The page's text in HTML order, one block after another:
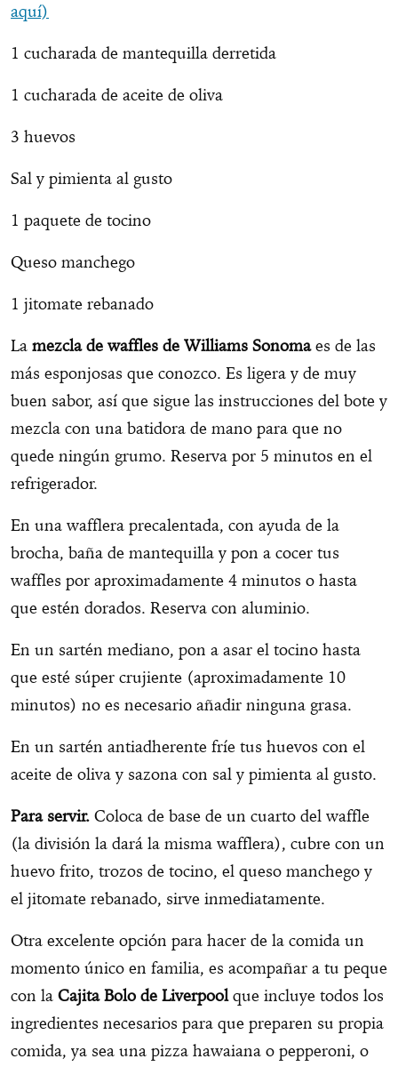
aquí)
1 cucharada de mantequilla derretida
1 cucharada de aceite de oliva
3 huevos
Sal y pimienta al gusto
1 paquete de tocino
Queso manchego
1 jitomate rebanado
La mezcla de waffles de Williams Sonomaes de las
más esponjosas que conozco. Es ligera y de muy
buen sabor, así que sigue las instrucciones del bote y
mezcla con una batidora de mano para que no
quede ningún grumo. Reserva por 5 minutos en el
refrigerador.
En una wafflera precalentada, con ayuda de la
brocha, baña de mantequilla y pon a cocer tus
waffles por aproximadamente 4 minutos o hasta
que estén dorados. Reserva con aluminio.
En un sartén mediano, pon a asar el tocino hasta
que esté súper crujiente (aproximadamente 10
minutos) no es necesario añadir ninguna grasa.
En un sartén antiadherente fríe tus huevos con el
aceite de oliva y sazona con sal y pimienta al gusto.
Para servir. Coloca de base de un cuarto del waffle
(la división la dará la misma wafflera), cubre con un
huevo frito, trozos de tocino, el queso manchego y
el jitomate rebanado, sirve inmediatamente.
Otra excelente opción para hacer de la comida un
momento único en familia, es acompañar a tu peque
con la Cajita Bolo de Liverpoolque incluye todos los
ingredientes necesarios para que preparen su propia
comida, ya sea una pizza hawaiana o pepperoni, o